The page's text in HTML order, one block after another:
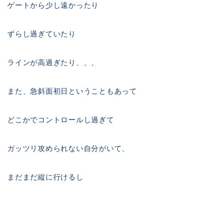
ゲートから少し遠かったり
ずらし過ぎていたり
ラインが高過ぎたり、、、
また、急斜面初日ということもあって
どこかでコントロールし過ぎて
ガッツリ攻められない自分がいて、
まだまだ縦に行けるし